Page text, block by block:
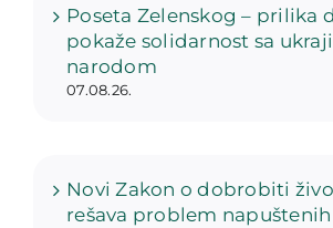
Poseta Zelenskog – prilika
pokaže solidarnost sa
narodom
07.08.26.
Novi Zakon o dobrobiti
rešava problem napuštenih